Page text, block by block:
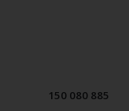
150 080 885